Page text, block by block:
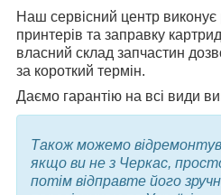
Наш сервісний центр
принтерів та заправку
власний склад запчастин
за короткий термін.
Даємо гарантію на всі види
Також можемо
якщо ви не з Черкас,
потім відправте його